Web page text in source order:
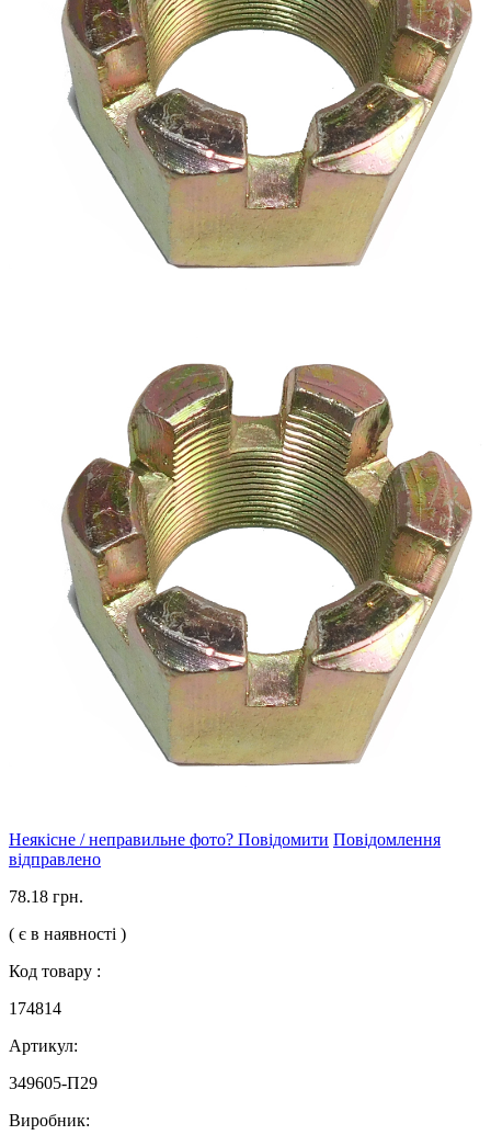
Неякісне / неправильне фото? Повідомити Повідомлення
відправлено
78.18 грн.
( є в наявності )
Код товару :
174814
Артикул:
349605-П29
Виробник: